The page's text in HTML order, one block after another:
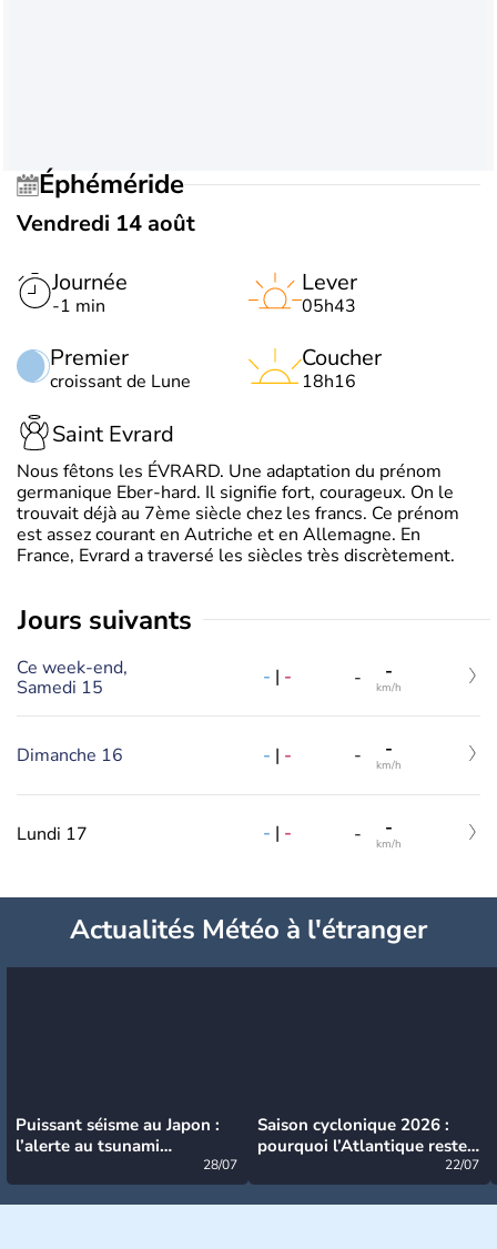
Éphéméride
Vendredi 14 août
Journée
-1 min
Premier
croissant de Lune
Lever
05h43
Coucher
18h16
Saint Evrard
Nous fêtons les ÉVRARD. Une adaptation du prénom
germanique Eber-hard. Il signifie fort, courageux. On le
trouvait déjà au 7ème siècle chez les francs. Ce prénom
est assez courant en Autriche et en Allemagne. En
France, Evrard a traversé les siècles très discrètement.
jours suivants
Ce week-end,
Samedi 15
- | - - -
km/h
Dimanche 16 - | - - -
km/h
Lundi 17 - | - - -
km/h
Actualités Météo à l'étranger
Puissant séisme au Japon :
l’alerte au tsunami
28/07
Saison cyclonique 2026 :
pourquoi l’Atlantique reste
22/07